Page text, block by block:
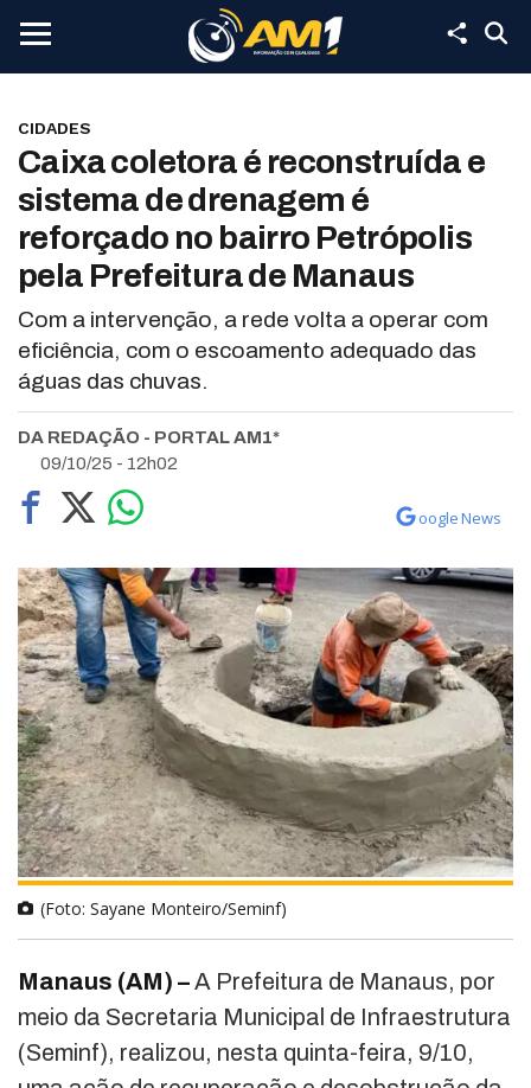
CIDADES
Caixa coletora é reconstruída e
sistema de drenagem é
reforçado no bairro Petrópolis
pela Prefeitura de Manaus
Com a intervenção, a rede volta a operar com
eficiência, com o escoamento adequado das
águas das chuvas.
DA REDAÇÃO - PORTAL AM1*
09/10/25 - 12h02
oogle News
(Foto: Sayane Monteiro/Seminf)
Manaus (AM) –A Prefeitura de Manaus, por
meio da Secretaria Municipal de Infraestrutura
(Seminf), realizou, nesta quinta-feira, 9/10,